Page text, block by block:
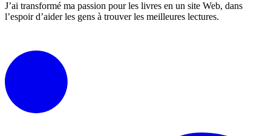
J’ai transformé ma passion pour les livres en un site Web, dans
l’espoir d’aider les gens à trouver les meilleures lectures.